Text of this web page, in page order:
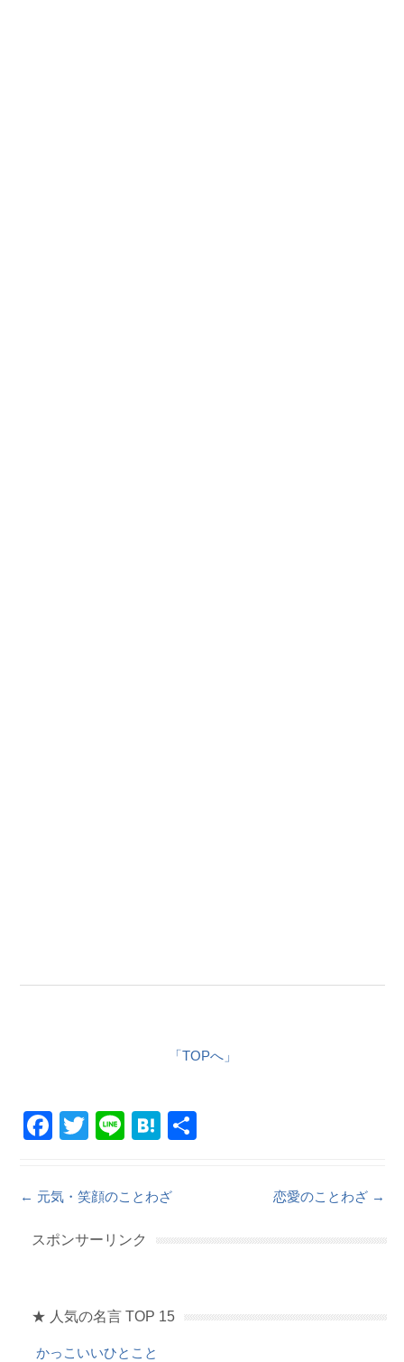
「TOPへ」
F
c
e
b
k
T
tt
er
Li
e
H
e
n
Post navigation
← 元気・笑顔のことわざ 恋愛のことわざ →
スポンサーリンク
★ 人気の名言 TOP 15
かっこいいひとこと